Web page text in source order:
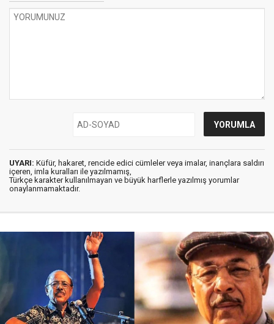
UYARI: Küfür, hakaret, rencide edici cümleler veya imalar, inançlara saldırı
içeren, imla kuralları ile yazılmamış,
Türkçe karakter kullanılmayan ve büyük harflerle yazılmış yorumlar
onaylanmamaktadır.